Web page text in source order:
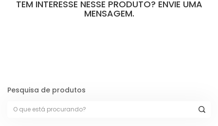
TEM INTERESSE NESSE PRODUTO? ENVIE UMA
MENSAGEM.
Pesquisa de produtos